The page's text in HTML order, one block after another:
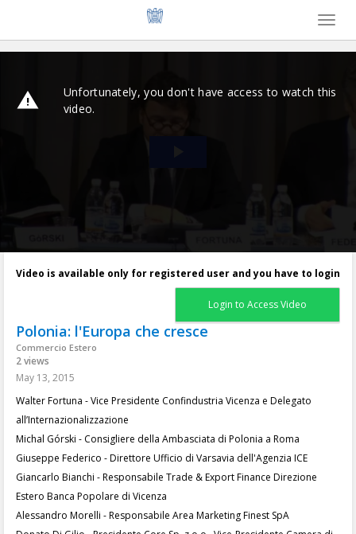
Toggle
Video is available only for registered user and you have to login
Login to Access Video
Polonia: l'Europa che cresce
Commercio Estero
2 views
May 13, 2015
Walter Fortuna - Vice Presidente Confindustria Vicenza e Delegato
all’Internazionalizzazione
Michal Górski - Consigliere della Ambasciata di Polonia a Roma
Giuseppe Federico - Direttore Ufficio di Varsavia dell'Agenzia ICE
Giancarlo Bianchi - Responsabile Trade & Export Finance Direzione
Estero Banca Popolare di Vicenza
Alessandro Morelli - Responsabile Area Marketing Finest SpA